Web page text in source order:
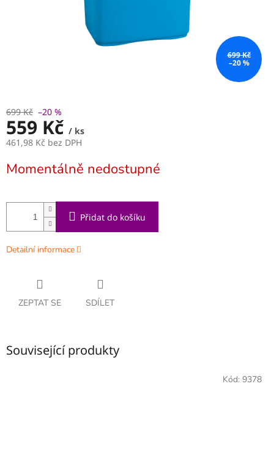
699 Kč
–20 %
699 Kč –20 %
559 Kč / ks
461,98 Kč bez DPH
cena:
Momentálně nedostupné
Přidat do košíku
Detailní informace
ZEPTAT SE SDÍLET
Související produkty
Kód: 9378